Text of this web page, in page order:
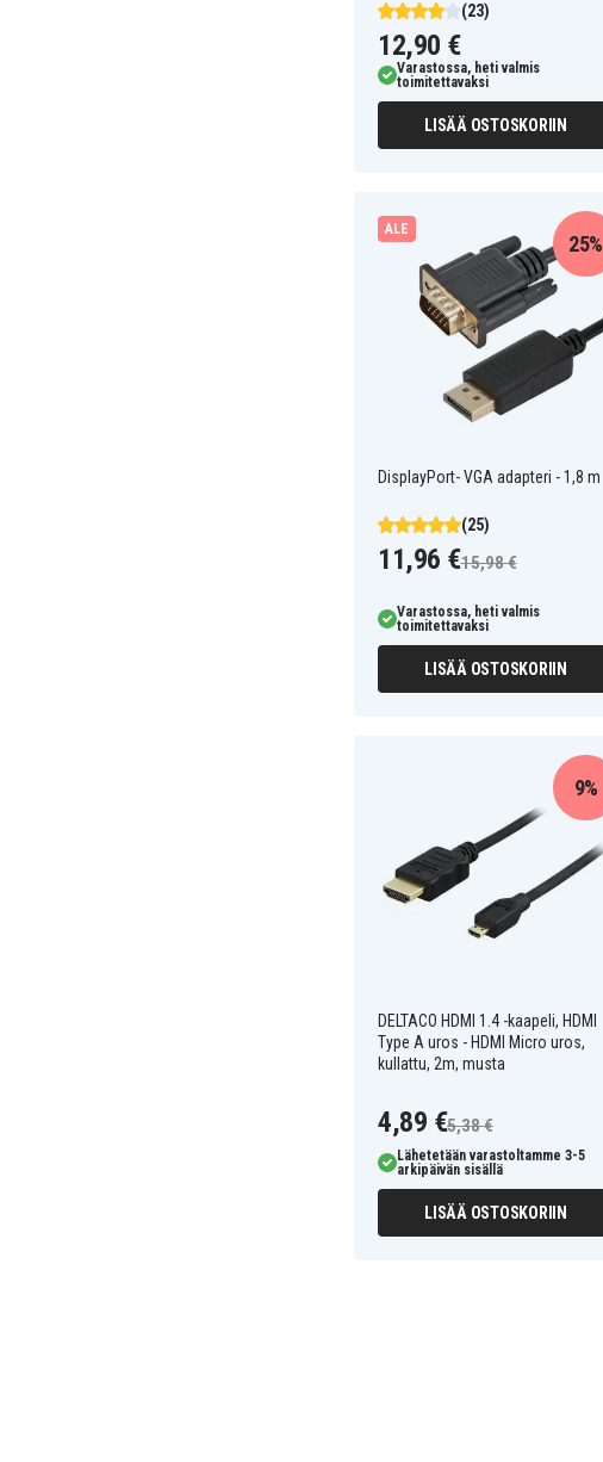
(23)
12,90 €
Varastossa, heti valmis
toimitettavaksi
LISÄÄ OSTOSKORIIN
ALE
DisplayPort- VGA adapteri - 1,8 m
(25)
25%
11,96 €15,98 €
Varastossa, heti valmis
toimitettavaksi
LISÄÄ OSTOSKORIIN
DELTACO HDMI 1.4 -kaapeli, HDMI
Type A uros - HDMI Micro uros,
kullattu, 2m, musta
9%
4,89 €5,38 €
Lähetetään varastoltamme 3-5
arkipäivän sisällä
LISÄÄ OSTOSKORIIN